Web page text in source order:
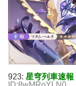
923: 星穹列車速報